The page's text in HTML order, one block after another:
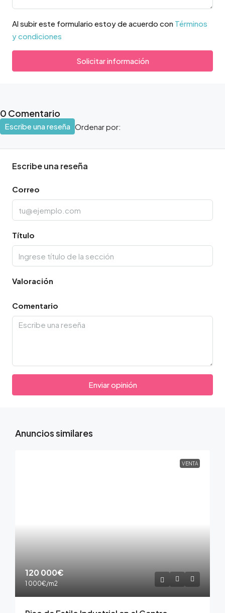
Al subir este formulario estoy de acuerdo con Términos
y condiciones
Solicitar información
0 Comentario
Ordenar por:
Escribe una reseña
Escribe una reseña
Correo
Título
Valoración
Comentario
Enviar opinión
Anuncios similares
VENTA
120 000€
1 000€/m2